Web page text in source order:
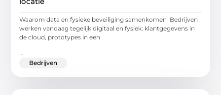
Waarom data en fysieke beveiliging samenkomen Bedrijven
werken vandaag tegelijk digitaal en fysiek: klantgegevens in
de cloud, prototypes in een
...
Bedrijven